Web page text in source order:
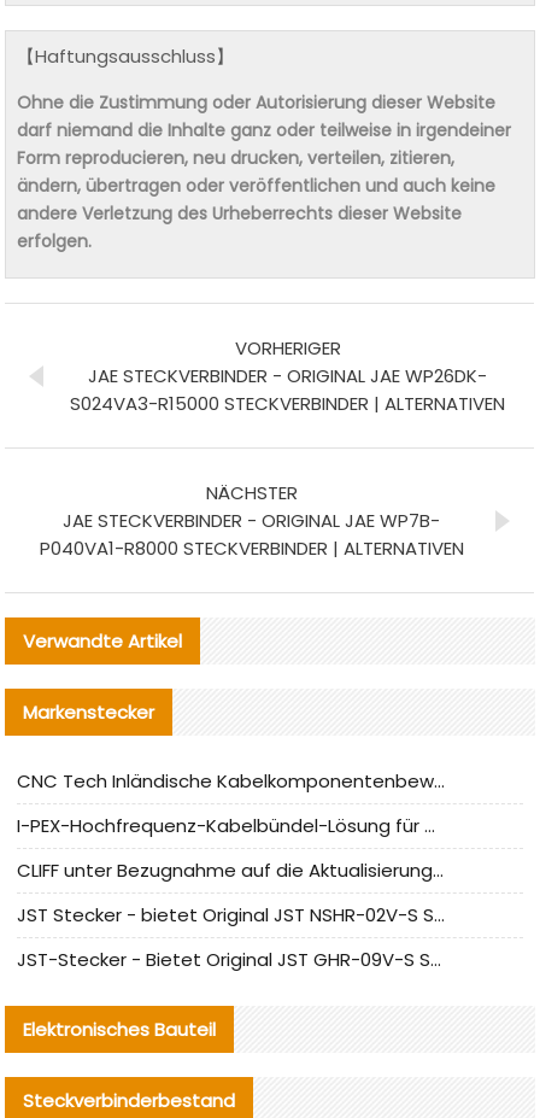
【Haftungsausschluss】
Ohne die Zustimmung oder Autorisierung dieser Website
darf niemand die Inhalte ganz oder teilweise in irgendeiner
Form reproducieren, neu drucken, verteilen, zitieren,
ändern, übertragen oder veröffentlichen und auch keine
andere Verletzung des Urheberrechts dieser Website
erfolgen.
VORHERIGER
JAE STECKVERBINDER - ORIGINAL JAE WP26DK-
S024VA3-R15000 STECKVERBINDER | ALTERNATIVEN
NÄCHSTER
JAE STECKVERBINDER - ORIGINAL JAE WP7B-
P040VA1-R8000 STECKVERBINDER | ALTERNATIVEN
Verwandte Artikel
Markenstecker
CNC Tech Inländische Kabelkomponentenbewertung und Massenproduktionsanpassungsanleitung
I-PEX-Hochfrequenz-Kabelbündel-Lösung für die heimische Produktion analysiert
CLIFF unter Bezugnahme auf die Aktualisierung der chinesischen Stecker-Testnormen
JST Stecker - bietet Original JST NSHR-02V-S Stecker und Ersatzteile an
JST-Stecker - Bietet Original JST GHR-09V-S Stecker und Ersatzteile an
Elektronisches Bauteil
Steckverbinderbestand